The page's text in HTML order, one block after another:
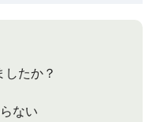
したか？
ない